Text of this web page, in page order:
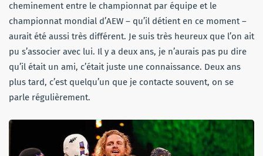
cheminement entre le championnat par équipe et le
championnat mondial d’AEW – qu’il détient en ce moment –
aurait été aussi très différent. Je suis très heureux que l’on ait
pu s’associer avec lui. Il y a deux ans, je n’aurais pas pu dire
qu’il était un ami, c’était juste une connaissance. Deux ans
plus tard, c’est quelqu’un que je contacte souvent, on se
parle régulièrement.